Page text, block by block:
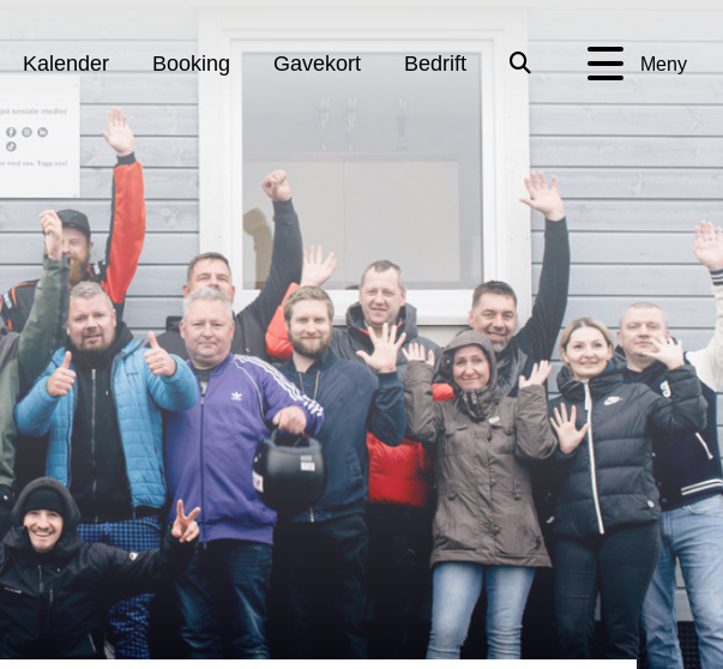
Kalender Booking Gavekort Bedrift Meny